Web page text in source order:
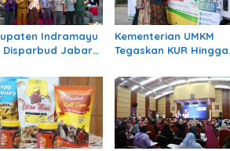
Indramayu
Disparbud Jabar
Kelas Lewat
Kreatif
Kementerian UMKM
Tegaskan KUR Hingga
Agunan Tambahan